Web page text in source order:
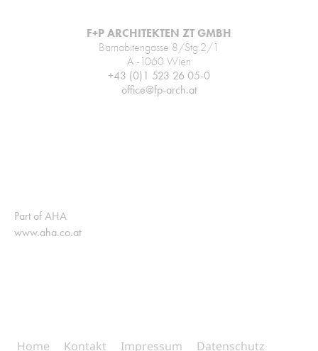
F+P ARCHITEKTEN ZT GMBH
Barnabitengasse 8/Stg.2/1
A -1060 Wien
+43 (0)1 523 26 05-0
office@fp-arch.at
Part of AHA
www.aha.co.at
Home Kontakt Impressum Datenschutz